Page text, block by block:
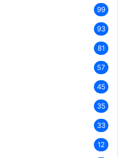
99
93
81
57
45
35
33
12